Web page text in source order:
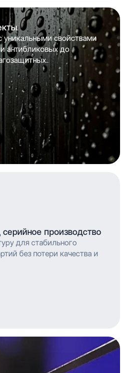
уникальными свойствами
антибликовых до
производство
для стабильного
без потери качества и